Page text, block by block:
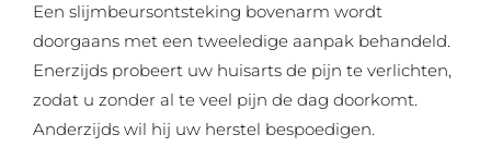
Een slijmbeursontsteking bovenarm wordt
doorgaans met een tweeledige aanpak behandeld.
Enerzijds probeert uw huisarts de pijn te verlichten,
zodat u zonder al te veel pijn de dag doorkomt.
Anderzijds wil hij uw herstel bespoedigen.